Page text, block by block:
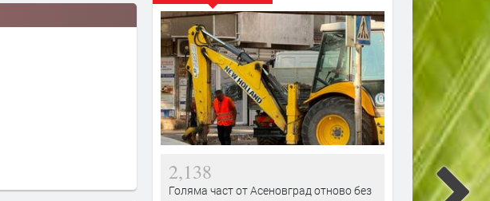
2,138
Голяма част от Асеновград отново без